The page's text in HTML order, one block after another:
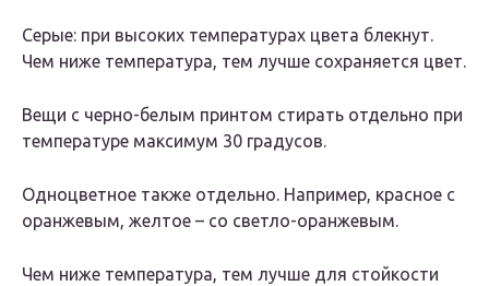
Серые: при высоких температурах цвета блекнут.
Чем ниже температура, тем лучше сохраняется цвет.
Вещи с черно-белым принтом стирать отдельно при
температуре максимум 30 градусов.
Одноцветное также отдельно. Например, красное с
оранжевым, желтое – со светло-оранжевым.
Чем ниже температура, тем лучше для стойкости